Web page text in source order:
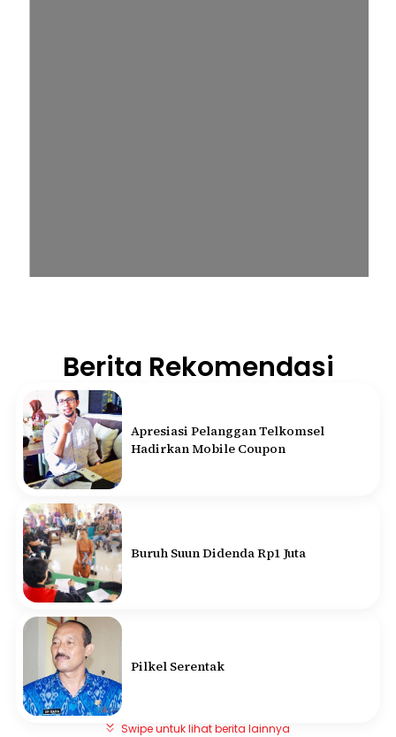
Berita Rekomendasi
Apresiasi Pelanggan Telkomsel
Hadirkan Mobile Coupon
Buruh Suun Didenda Rp1 Juta
Pilkel Serentak
Swipe untuk lihat berita lainnya